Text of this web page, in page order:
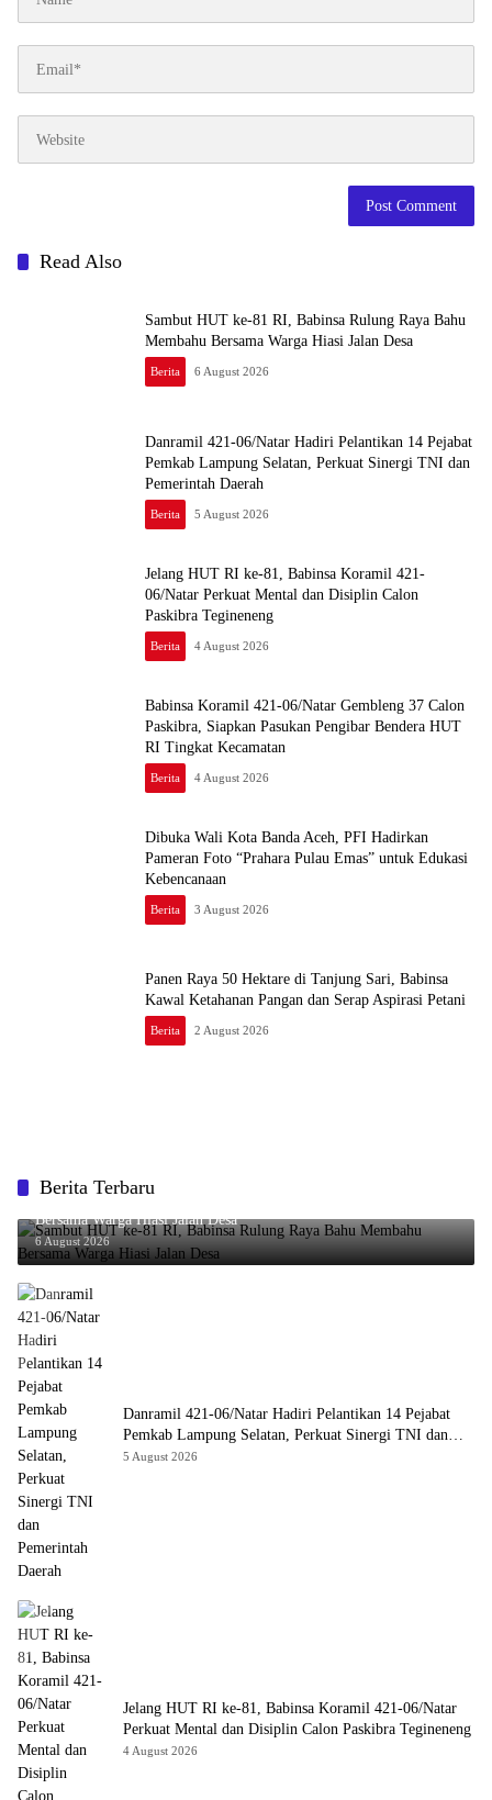
Read Also
Sambut HUT ke-81 RI, Babinsa Rulung Raya Bahu
Membahu Bersama Warga Hiasi Jalan Desa
Berita 6 August 2026
Danramil 421-06/Natar Hadiri Pelantikan 14 Pejabat
Pemkab Lampung Selatan, Perkuat Sinergi TNI dan
Pemerintah Daerah
Berita 5 August 2026
Jelang HUT RI ke-81, Babinsa Koramil 421-
06/Natar Perkuat Mental dan Disiplin Calon
Paskibra Tegineneng
Berita 4 August 2026
Babinsa Koramil 421-06/Natar Gembleng 37 Calon
Paskibra, Siapkan Pasukan Pengibar Bendera HUT
RI Tingkat Kecamatan
Berita 4 August 2026
Dibuka Wali Kota Banda Aceh, PFI Hadirkan
Pameran Foto “Prahara Pulau Emas” untuk Edukasi
Kebencanaan
Berita 3 August 2026
Panen Raya 50 Hektare di Tanjung Sari, Babinsa
Kawal Ketahanan Pangan dan Serap Aspirasi Petani
Berita 2 August 2026
Berita Terbaru
Sambut HUT ke-81 RI, Babinsa Rulung Raya Bahu Membahu
Bersama Warga Hiasi Jalan Desa
6 August 2026
Danramil 421-06/Natar Hadiri Pelantikan 14 Pejabat
Pemkab Lampung Selatan, Perkuat Sinergi TNI dan
Pemerintah Daerah
5 August 2026
Jelang HUT RI ke-81, Babinsa Koramil 421-06/Natar
Perkuat Mental dan Disiplin Calon Paskibra Tegineneng
4 August 2026